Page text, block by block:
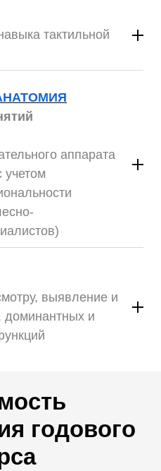
тактильной
аппарата
учетом
выявление и
доминантных и
годового